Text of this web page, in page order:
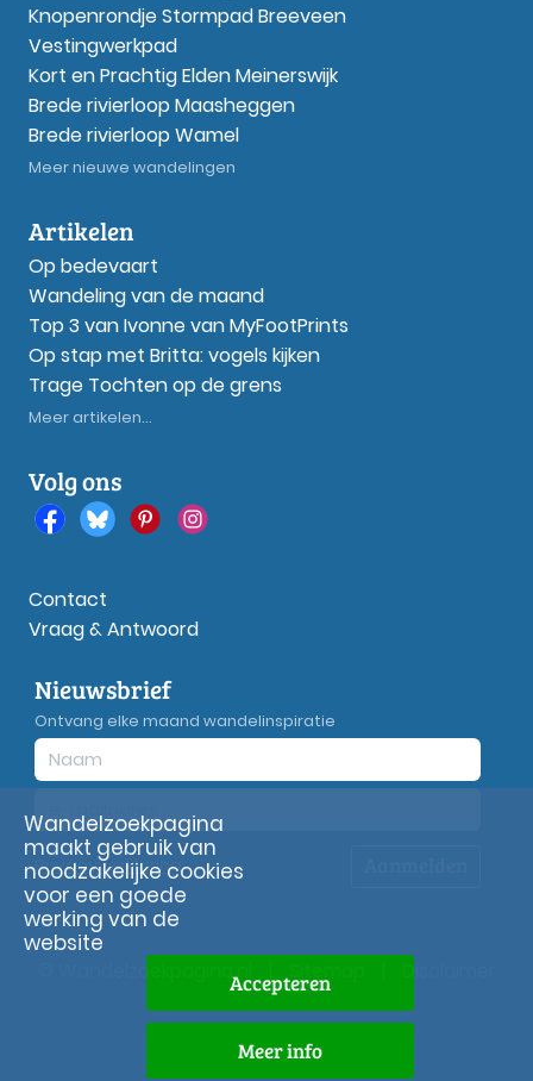
Knopenrondje Stormpad Breeveen
Vestingwerkpad
Kort en Prachtig Elden Meinerswijk
Brede rivierloop Maasheggen
Brede rivierloop Wamel
Meer nieuwe wandelingen
Artikelen
Op bedevaart
Wandeling van de maand
Top 3 van Ivonne van MyFootPrints
Op stap met Britta: vogels kijken
Trage Tochten op de grens
Meer artikelen...
Volg ons
Contact
Vraag & Antwoord
Nieuwsbrief
Ontvang elke maand wandelinspiratie
Privacyverklaring
© Wandelzoekpagina.nl
Wandelzoekpagina
maakt gebruik van
noodzakelijke cookies
voor een goede
werking van de
website
Accepteren
Meer info